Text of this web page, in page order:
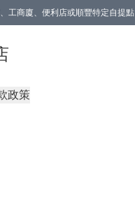
工商廈、便利店或順豐特定自提點
政策